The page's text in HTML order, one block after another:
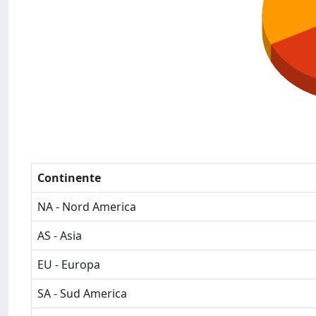
Continente
NA - Nord America
AS - Asia
EU - Europa
SA - Sud America